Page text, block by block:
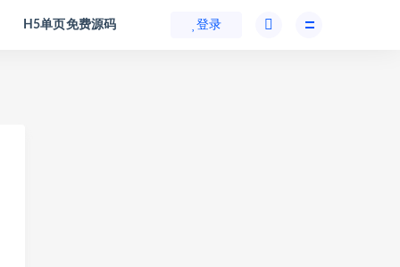
H5单页免费源码 登录